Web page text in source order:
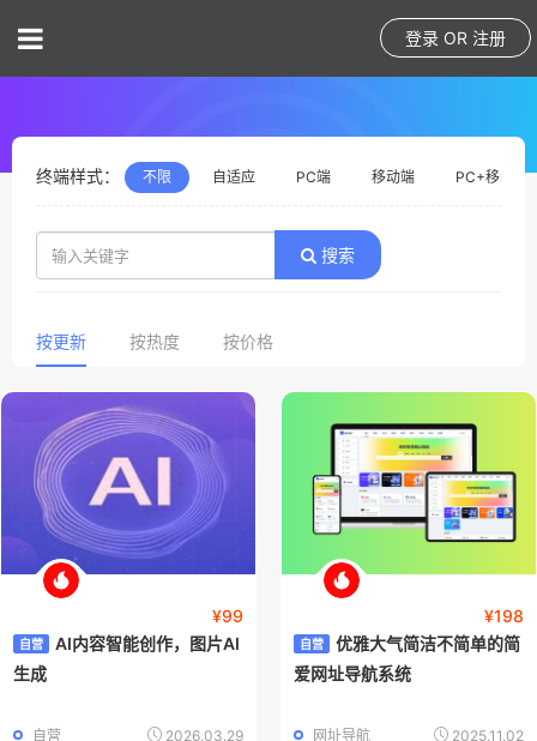
登录 OR 注册
终端样式： 不限 自适应 PC端 移动端 PC+移动
搜索
按更新 按热度 按价格
¥99
自营
AI内容智能创作，图片AI
生成
2026.03.29
自营
¥198
自营
优雅大气简洁不简单的简
爱网址导航系统
2025.11.02
网址导航